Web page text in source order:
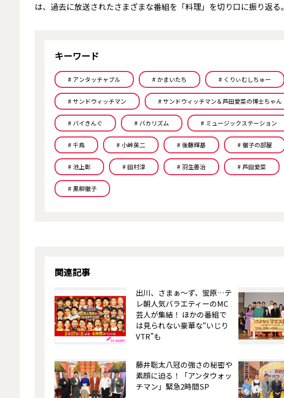
は、過去に放送されたさまざまな番組を「料理」を切り口に振り返る。
キーワード
# アンタッチャブル # かまいたち # くりぃむしちゅー
# サンドウィッチマン # サンドウィッチマン＆芦田愛菜の博士ちゃん
# バイきんぐ # バカリズム # ミュージックステーション
# 千鳥 # 小峠英二 # 後藤輝基 # 徹子の部屋
# 池上彰 # 田村淳 # 羽生善治 # 芦田愛菜
# 黒柳徹子
関連記事
出川、さまぁ～ず、蛍原…テ
レ朝人気バラエティーのMC
芸人が集結！ ほかの番組で
は見られない豪華な“いじり
VTR”も
藤井聡太八冠の強さの秘密や
素顔に迫る！「アンタウォッ
チマン」緊急2時間SP